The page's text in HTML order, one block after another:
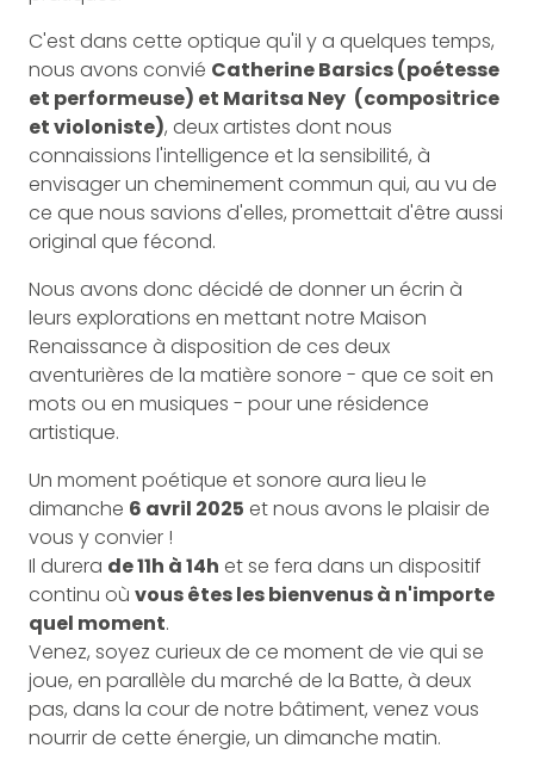
C'est dans cette optique qu'il y a quelques temps,
nous avons convié Catherine Barsics (poétesse
et performeuse) et Maritsa Ney (compositrice
et violoniste), deux artistes dont nous
connaissions l'intelligence et la sensibilité, à
envisager un cheminement commun qui, au vu de
ce que nous savions d'elles, promettait d'être aussi
original que fécond.
Nous avons donc décidé de donner un écrin à
leurs explorations en mettant notre Maison
Renaissance à disposition de ces deux
aventurières de la matière sonore - que ce soit en
mots ou en musiques - pour une résidence
artistique.
Un moment poétique et sonore aura lieu le
dimanche 6 avril 2025 et nous avons le plaisir de
vous y convier !
Il durera de 11h à 14h et se fera dans un dispositif
continu où vous êtes les bienvenus à n'importe
quel moment.
Venez, soyez curieux de ce moment de vie qui se
joue, en parallèle du marché de la Batte, à deux
pas, dans la cour de notre bâtiment, venez vous
nourrir de cette énergie, un dimanche matin.